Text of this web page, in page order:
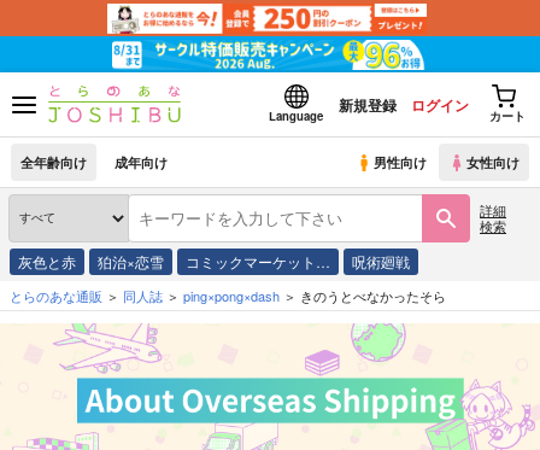
Language
新規登録 ログイン
カート
全年齢向け 成年向け 男性向け 女性向け
詳細
検索
灰色と赤 狛治×恋雪 コミックマーケット… 呪術廻戦
とらのあな通販 同人誌 ping×pong×dash きのうとべなかったそら